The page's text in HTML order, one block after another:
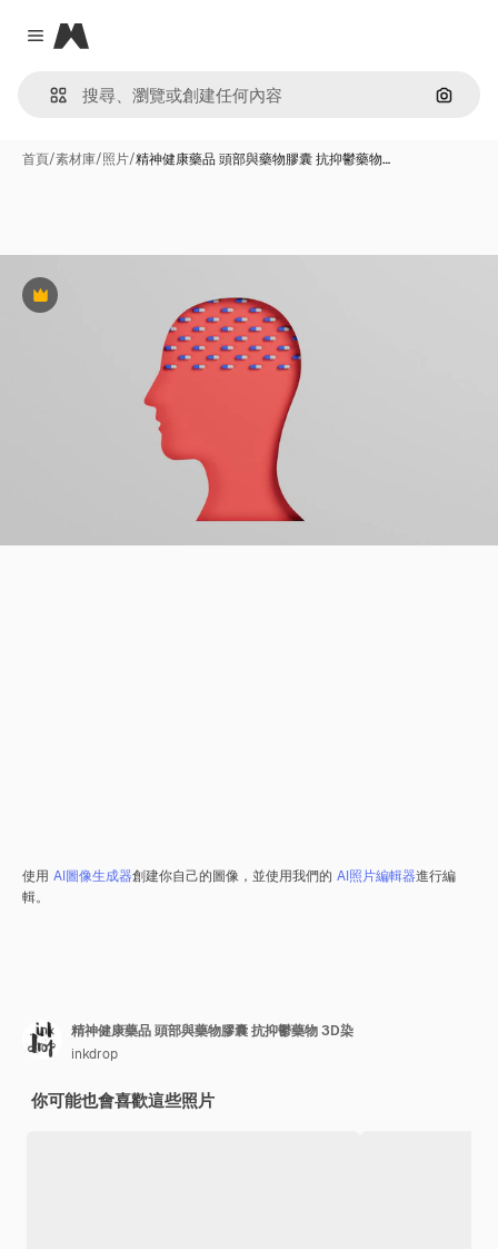
Close menu
Magnific
通過圖
首頁/素材庫/照片/精神健康藥品 頭部與藥物膠囊 抗抑鬱藥物…
Premium
使用 AI圖像生成器創建你自己的圖像，並使用我們的 AI照片編輯器進行編
輯。
精神健康藥品 頭部與藥物膠囊 抗抑鬱藥物 3D染
inkdrop
你可能也會喜歡這些照片